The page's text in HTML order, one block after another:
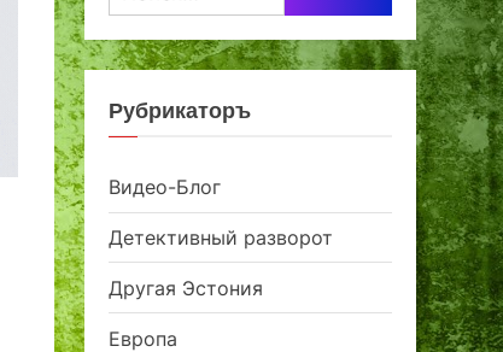
Рубрикаторъ
Видео-Блог
Детективный разворот
Другая Эстония
Европа